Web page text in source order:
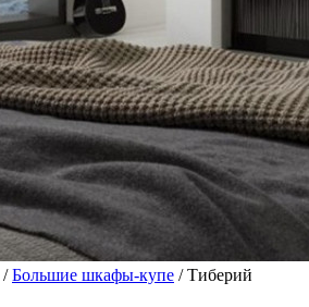
/Большие шкафы-купе / Тиберий